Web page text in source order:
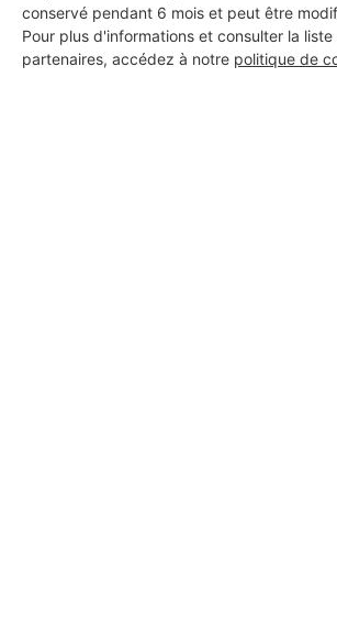
conservé pendant 6 mois et peut être
Pour plus d'informations et consulter la liste
partenaires, accédez à notre politique de
IRCE